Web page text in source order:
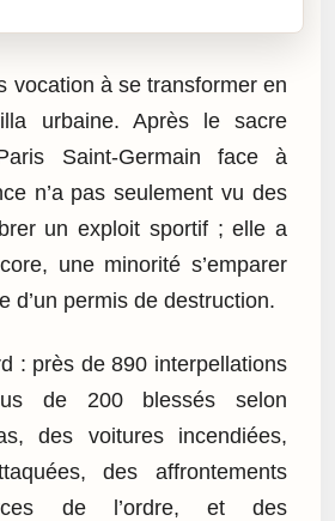
vocation à se transformer en
urbaine. Après le sacre
Saint-Germain face à
n’a pas seulement vu des
un exploit sportif ; elle a
une minorité s’emparer
d’un permis de destruction.
: près de 890 interpellations
de 200 blessés selon
des voitures incendiées,
des affrontements
de l’ordre, et des